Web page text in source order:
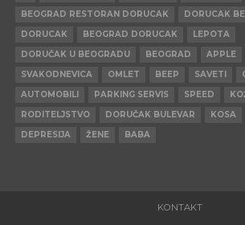
BEOGRAD RESTORAN DORUCAK
DORUCAK
DORUCAK
BEOGRAD DORUCAK
LEPOTA
DORUČAK U BEOGRADU
BEOGRAD APPLE
SVAKODNEVICA
OMLET BEEP SAVETI
AUTOMOBILI
PARKING SERVIS SPEED
RODITELJSTVO
DORUČAK BULEVAR KOSA
DEPRESIJA
ŽENE BABA
KONTAKT